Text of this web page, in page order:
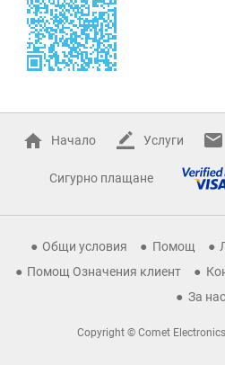
Начало Услуги
Сигурно плащане
Общи условия Помощ
Помощ Означения клиент
За нас
Copyright © Comet